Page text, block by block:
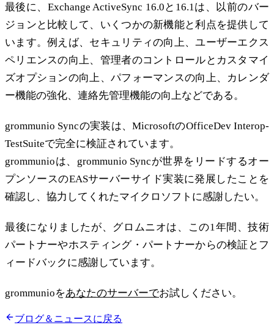
最後に、Exchange ActiveSync 16.0と16.1は、以前のバー
ジョンと比較して、いくつかの新機能と利点を提供して
います。例えば、セキュリティの向上、ユーザーエクス
ペリエンスの向上、管理者のコントロールとカスタマイ
ズオプションの向上、パフォーマンスの向上、カレンダ
ー機能の強化、連絡先管理機能の向上などである。
grommunio Syncの実装は、MicrosoftのOfficeDev Interop-
TestSuiteで完全に検証されています。
grommunioは、grommunio Syncが世界をリードするオー
プンソースのEASサーバーサイド実装に発展したことを
確認し、協力してくれたマイクロソフトに感謝したい。
最後になりましたが、グロムニオは、この1年間、技術
パートナーやホスティング・パートナーからの検証とフ
ィードバックに感謝しています。
grommunioをあなたのサーバーでお試しください。
ブログ＆ニュースに戻る